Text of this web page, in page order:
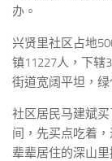
办。
兴贤里社区占地
镇11227人，下辖
街道宽阔平坦，
社区居民马建斌
间，先买点吃着
辈辈居住的深山